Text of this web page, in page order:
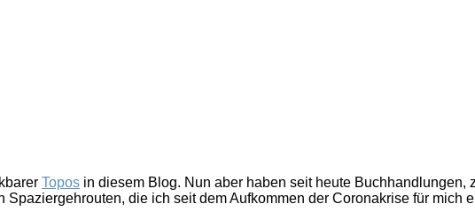
Topos in diesem Blog. Nun aber haben seit heute
Spaziergehrouten, die ich seit dem Aufkommen der Coronakrise für